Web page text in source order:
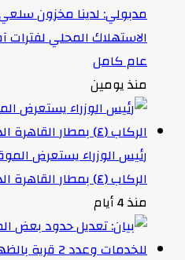
مدبولي: لدينا مخزون
الاستهلاك المحلي
عام كامل
منذ يومين
رئيس الوزراء يستعرض
الركاب (٤) بمطار القاهرة الدولي
منذ 4 أيام